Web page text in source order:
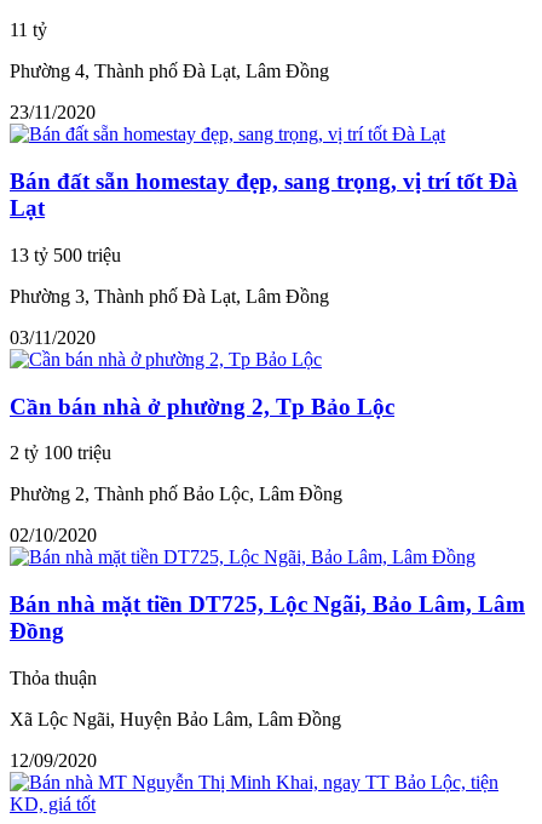
11 tỷ
Phường 4, Thành phố Đà Lạt, Lâm Đồng
23/11/2020
Bán đất sẵn homestay đẹp, sang trọng, vị trí tốt Đà
Lạt
13 tỷ 500 triệu
Phường 3, Thành phố Đà Lạt, Lâm Đồng
03/11/2020
Cần bán nhà ở phường 2, Tp Bảo Lộc
2 tỷ 100 triệu
Phường 2, Thành phố Bảo Lộc, Lâm Đồng
02/10/2020
Bán nhà mặt tiền DT725, Lộc Ngãi, Bảo Lâm, Lâm
Đồng
Thỏa thuận
Xã Lộc Ngãi, Huyện Bảo Lâm, Lâm Đồng
12/09/2020